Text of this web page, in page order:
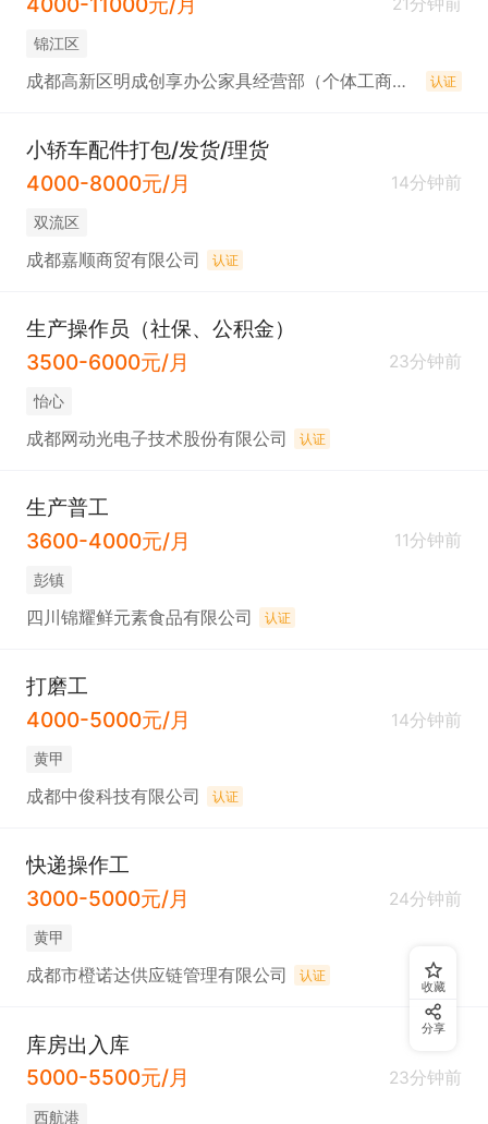
锦江区
成都高新区明成创享办公家具经营部（个体工商户） 认证
小轿车配件打包/发货/理货
4000-8000元/月
14分钟前
双流区
成都嘉顺商贸有限公司 认证
生产操作员（社保、公积金）
3500-6000元/月
23分钟前
怡心
成都网动光电子技术股份有限公司 认证
生产普工
3600-4000元/月
11分钟前
彭镇
四川锦耀鲜元素食品有限公司 认证
打磨工
4000-5000元/月
14分钟前
黄甲
成都中俊科技有限公司 认证
快递操作工
3000-5000元/月
24分钟前
黄甲
成都市橙诺达供应链管理有限公司 认证
库房出入库
5000-5500元/月
23分钟前
西航港
收藏
分享